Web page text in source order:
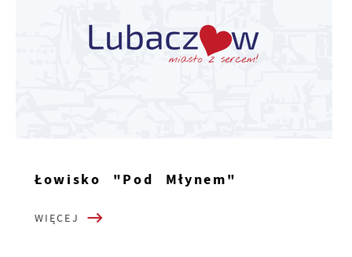
Łowisko "Pod Młynem"
WIĘCEJ